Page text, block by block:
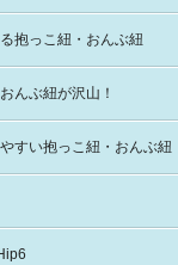
抱っこ紐・おんぶ紐
んぶ紐が沢山！
すい抱っこ紐・おんぶ紐